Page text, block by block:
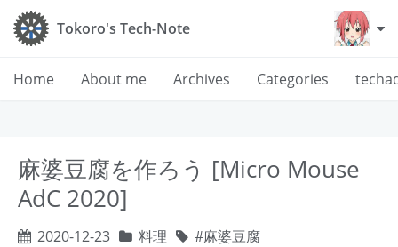
Tokoro's Tech-Note
Home About me Archives Categories
麻婆豆腐を作ろう [Micro Mouse
AdC 2020]
2020-12-23 料理 麻婆豆腐